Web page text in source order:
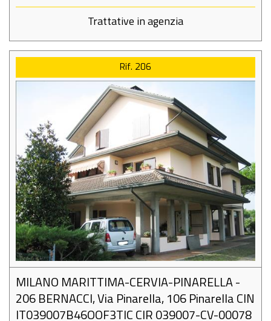
Trattative in agenzia
Rif. 206
MILANO MARITTIMA-CERVIA-PINARELLA -
206 BERNACCI, Via Pinarella, 106 Pinarella CIN
IT039007B46OOF3TIC CIR 039007-CV-00078